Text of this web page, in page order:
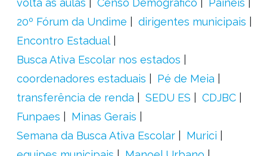
volta ás aulas
Censo Demográfico
Painéis
20º Fórum da Undime
dirigentes municipais
Encontro Estadual
Busca Ativa Escolar nos estados
coordenadores estaduais
Pé de Meia
transferência de renda
SEDU ES
CDJBC
Funpaes
Minas Gerais
Semana da Busca Ativa Escolar
Murici